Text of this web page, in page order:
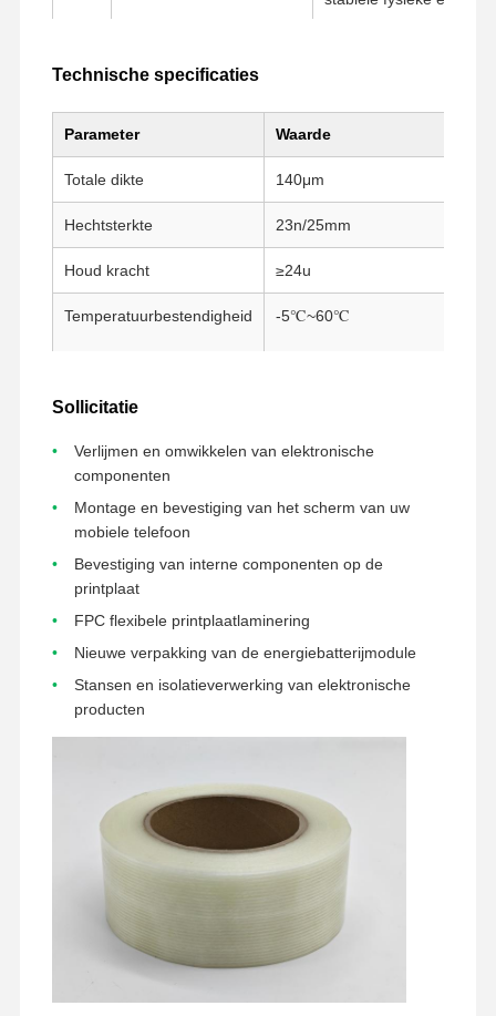
Fabrieksreis
Kwaliteitscont
Role
huisdier tape
Kaptonband
Tweezijdige Band
Maskerband
PET-folie
vrijlatingsfilm
Pu-Film
Acrylfilm
Geperforeerde band
Verwarmende Film
Industriële band
Technische specificaties
Parameter Waarde
Totale dikte 140μm
Hechtsterkte 23n/25mm
Houd kracht ≥24u
Temperatuurbestendigheid -5℃~60℃
Sollicitatie
Verlijmen en omwikkelen van elektronische
componenten
Montage en bevestiging van het scherm van uw
mobiele telefoon
Bevestiging van interne componenten op de
printplaat
FPC flexibele printplaatlaminering
Nieuwe verpakking van de energiebatterijmodule
Stansen en isolatieverwerking van elektronische
producten